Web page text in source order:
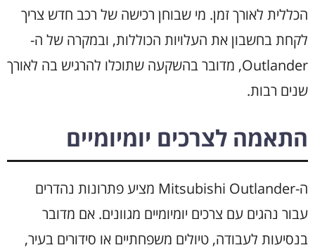
הכללית לאורך זמן. מי שבוחן רכישה של רכב חדש צריך
לקחת בחשבון את העלויות הכוללות, ובמקרה של ה-
Outlander, מדובר בהשקעה שתוכלו להרגיש בה לאורך
שנים רבות.
התאמה לצרכים יומיומיים
ה-Mitsubishi Outlander מציע פתרונות נהדרים
עבור נהגים עם צרכים יומיומיים מגוונים. אם מדובר
בנסיעות לעבודה, טיולים משפחתיים או סידורים בעיר,